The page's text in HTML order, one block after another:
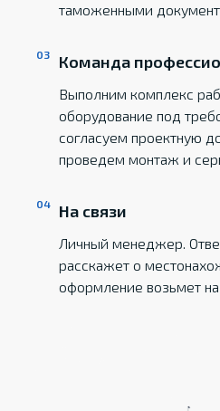
таможенными
Команда
Выполним комплекс
оборудование под
согласуем проектную
проведем монтаж и
На связи
Личный менеджер.
расскажет о
оформление возьмет на